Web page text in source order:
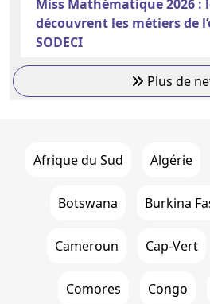
Miss Mathématique 2026 :
découvrent les métiers de
SODECI
Plus de
Afrique du Sud Algérie
Botswana Burkina
Cameroun Cap-Vert
Comores Congo